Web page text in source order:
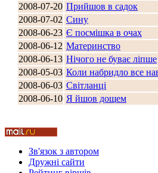
Стамбул 2010
2008-07-20 Прийшов в садок
2008-07-02 Сину
2008-06-23 Є посмішка в очах
2008-06-12 Материнство
2008-06-13 Нічого не буває ліпше
2008-05-03 Коли набридло все
2008-06-03 Світланці
2008-06-10 Я йшов дощем
Зв'язок з автором
Дружні cайти